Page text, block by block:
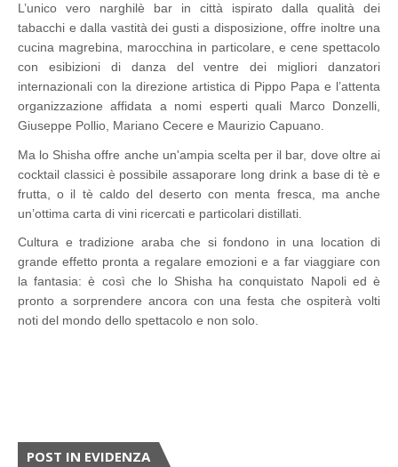
L’unico vero narghilè bar in città ispirato dalla qualità dei
tabacchi e dalla vastità dei gusti a disposizione, offre inoltre una
cucina magrebina, marocchina in particolare, e cene spettacolo
con esibizioni di danza del ventre dei migliori danzatori
internazionali con la direzione artistica di Pippo Papa e l’attenta
organizzazione affidata a nomi esperti quali Marco Donzelli,
Giuseppe Pollio, Mariano Cecere e Maurizio Capuano.
Ma lo Shisha offre anche un'ampia scelta per il bar, dove oltre ai
cocktail classici è possibile assaporare long drink a base di tè e
frutta, o il tè caldo del deserto con menta fresca, ma anche
un’ottima carta di vini ricercati e particolari distillati.
Cultura e tradizione araba che si fondono in una location di
grande effetto pronta a regalare emozioni e a far viaggiare con
la fantasia: è così che lo Shisha ha conquistato Napoli ed è
pronto a sorprendere ancora con una festa che ospiterà volti
noti del mondo dello spettacolo e non solo.
POST IN EVIDENZA